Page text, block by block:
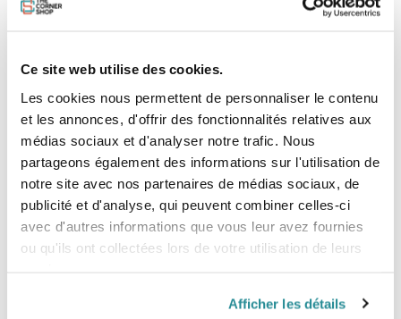
Ce site web utilise des cookies.
Les cookies nous permettent de personnaliser le contenu
et les annonces, d'offrir des fonctionnalités relatives aux
médias sociaux et d'analyser notre trafic. Nous
partageons également des informations sur l'utilisation de
notre site avec nos partenaires de médias sociaux, de
publicité et d'analyse, qui peuvent combiner celles-ci
avec d'autres informations que vous leur avez fournies
ou qu'ils ont collectées lors de votre utilisation de leurs
Afficher les détails
LE SHOP
92100 Boulogne-Billancourt
LOCALISER
BESOIN D’UN CONSEIL ?
01 47 31 84 24